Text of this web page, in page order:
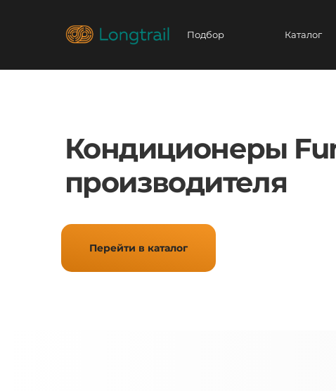
Подбор Каталог
Кондиционеры
производителя
Перейти в каталог